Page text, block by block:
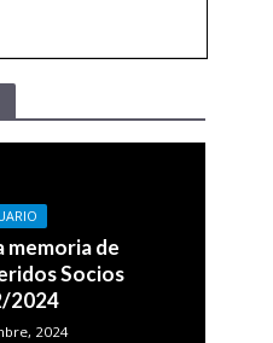
memoria de
Socios
2024
2024